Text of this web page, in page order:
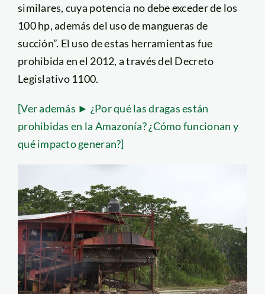
similares, cuya potencia no debe exceder de los
100 hp, además del uso de mangueras de
succión”. El uso de estas herramientas fue
prohibida en el 2012, a través del Decreto
Legislativo 1100.
[Ver además ► ¿Por qué las dragas están
prohibidas en la Amazonía? ¿Cómo funcionan y
qué impacto generan?]